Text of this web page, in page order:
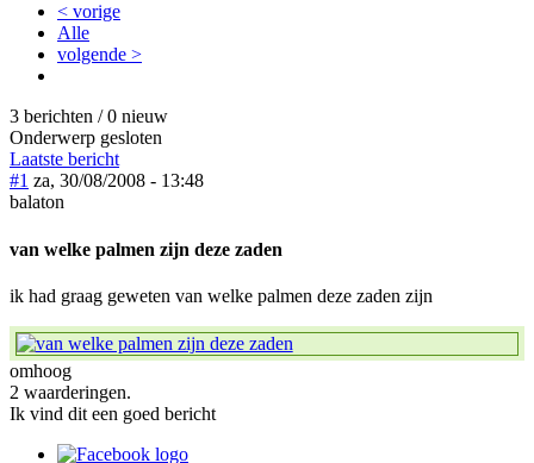
< vorige
Alle
volgende >
3 berichten / 0 nieuw
Onderwerp gesloten
Laatste bericht
#1 za, 30/08/2008 - 13:48
balaton
van welke palmen zijn deze zaden
ik had graag geweten van welke palmen deze zaden zijn
omhoog
2 waarderingen.
Ik vind dit een goed bericht